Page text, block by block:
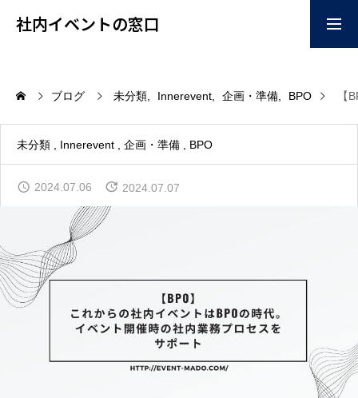
社内イベントの窓口
home
企画
コンテンツ
イベント会場
ブログ 未分類 Innerevent 企画・準備 BPO 【
未分類 Innerevent 企画・準備 BPO
2024.07.06 2024.07.07